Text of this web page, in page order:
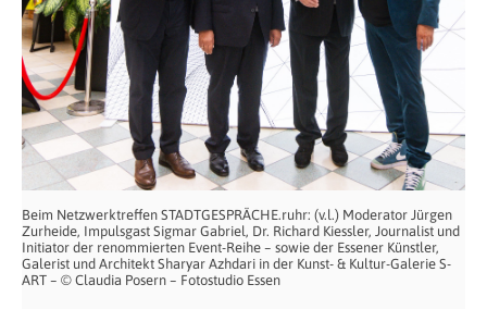
Beim Netzwerktreffen STADTGESPRÄCHE.ruhr: (v.l.) Moderator Jürgen
Zurheide, Impulsgast Sigmar Gabriel, Dr. Richard Kiessler, Journalist und
Initiator der renommierten Event-Reihe – sowie der Essener Künstler,
Galerist und Architekt Sharyar Azhdari in der Kunst- & Kultur-Galerie S-
ART – © Claudia Posern – Fotostudio Essen